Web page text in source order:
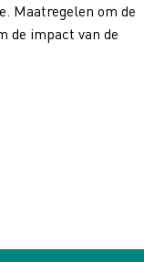
Maatregelen om de
de impact van de